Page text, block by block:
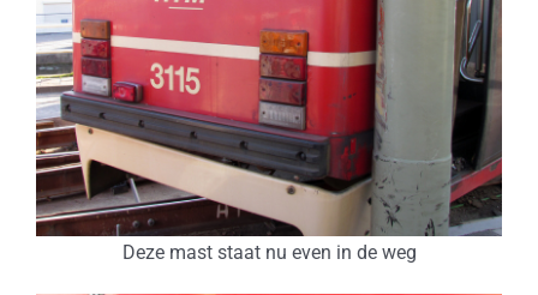
Deze mast staat nu even in de weg